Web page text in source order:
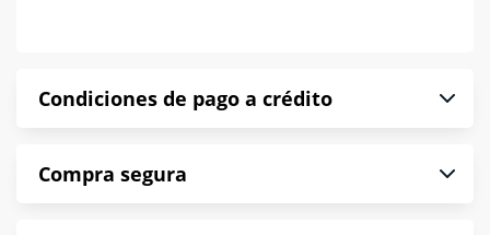
Condiciones de pago a crédito
puntualmente. Al finalizar tu compra generas el
Compra segura